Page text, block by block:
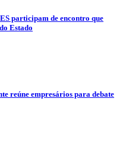
participam de encontro que
Estado
reúne empresários para debate